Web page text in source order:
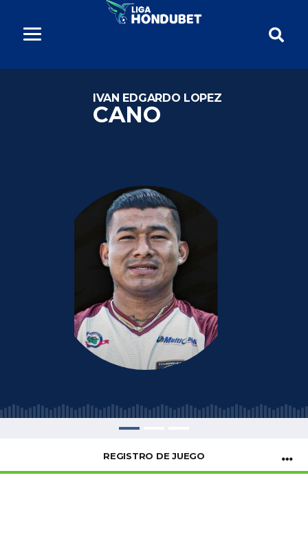
IVAN EDGARDO LOPEZ
CANO
REGISTRO DE JUEGO